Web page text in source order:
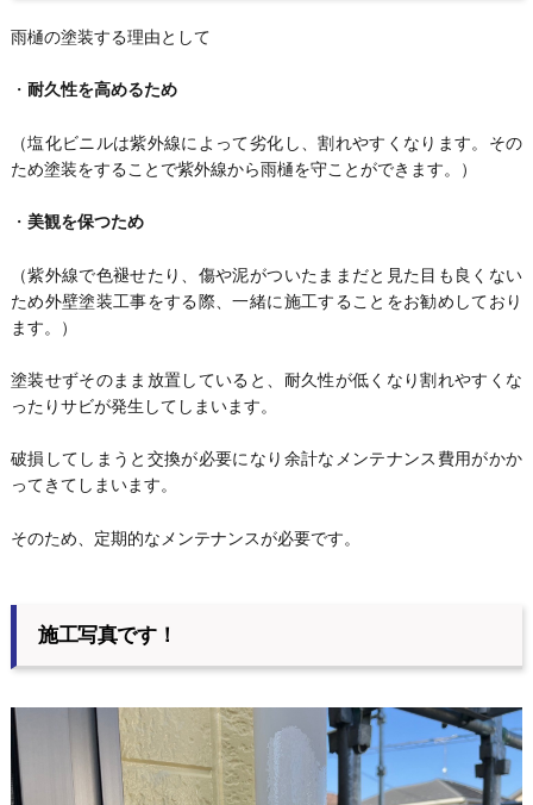
雨樋の塗装する理由として
・ 耐久性を高めるため
（塩化ビニルは紫外線によって劣化し、割れやすくなります。その
ため塗装をすることで紫外線から雨樋を守ことができます。）
・ 美観を保つため
（紫外線で色褪せたり、傷や泥がついたままだと見た目も良くない
ため外壁塗装工事をする際、一緒に施工することをお勧めしており
ます。）
塗装せずそのまま放置していると、耐久性が低くなり割れやすくな
ったりサビが発生してしまいます。
破損してしまうと交換が必要になり余計なメンテナンス費用がかか
ってきてしまいます。
そのため、定期的なメンテナンスが必要です。
施工写真です！